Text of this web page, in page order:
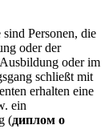
Personen, die
oder der
oder im
schließt mit
erhalten eine
ein
(диплом о